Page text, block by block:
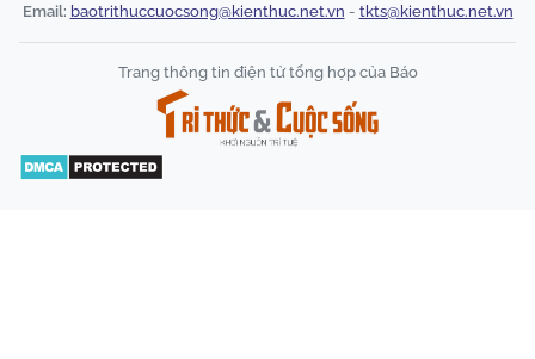
Email: baotrithuccuocsong@kienthuc.net.vn - tkts@kienthuc.net.vn
Trang thông tin điện tử tổng hợp của Báo